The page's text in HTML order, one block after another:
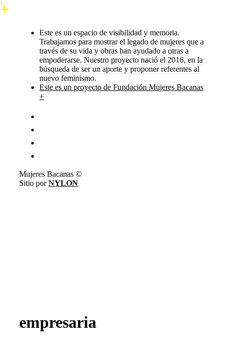
Este es un espacio de visibilidad y memoria.
Trabajamos para mostrar el legado de mujeres que a
través de su vida y obras han ayudado a otras a
empoderarse. Nuestro proyecto nació el 2016, en la
búsqueda de ser un aporte y proponer referentes al
nuevo feminismo.
Este es un proyecto de Fundación Mujeres Bacanas
+
Mujeres Bacanas ©
Sitio porNYLON
empresaria